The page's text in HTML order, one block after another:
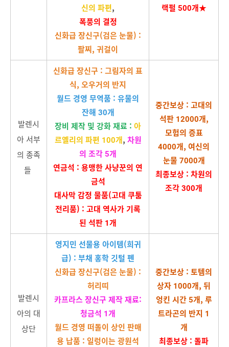
신의 파편,
폭풍의 결정
신화급 장신구(검은 눈물) :
팔찌, 귀걸이
랙펄 500개★
발렌시
아 서부
의 종족
들
신화급 장신구 : 그림자의 표
식, 오우거의 반지
월드 경영 무역품 : 유물의
잔해 30개
장비 제작 및 강화 재료 : 아
르옐리의 파편 100개, 차원
의 조각 5개
연금석 : 용맹한 사냥꾼의 연
금석
대사막 감정 물품(고대 쿠툼
전리품) : 고대 역사가 기록
된 석판 1개
중간보상 : 고대의
석판 12000개,
모험의 증표
4000개, 여신의
눈물 7000개
최종보상 : 차원의
조각 300개
발렌시
아의 대
상단
영지민 선물용 아이템(희귀
급) : 부채 홍학 깃털 펜
신화급 장신구(검은 눈물) :
허리띠
카프라스 장신구 제작 재료:
청금석 1개
월드 경영 떠돌이 상인 판매
용 납품 : 일렁이는 광원석
중간보상 : 토템의
상자 1000개, 뒤
엉킨 시간 5개, 루
트라곤의 반지 1
개
최종보상 : 돌파